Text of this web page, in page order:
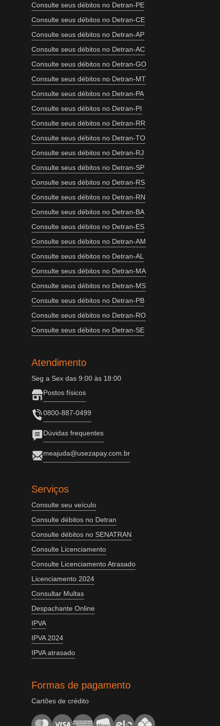
Consulte seus débitos no Detran-PE
Consulte seus débitos no Detran-CE
Consulte seus débitos no Detran-AP
Consulte seus débitos no Detran-AC
Consulte seus débitos no Detran-GO
Consulte seus débitos no Detran-MT
Consulte seus débitos no Detran-PA
Consulte seus débitos no Detran-PI
Consulte seus débitos no Detran-RR
Consulte seus débitos no Detran-TO
Consulte seus débitos no Detran-RJ
Consulte seus débitos no Detran-SP
Consulte seus débitos no Detran-RS
Consulte seus débitos no Detran-RN
Consulte seus débitos no Detran-BA
Consulte seus débitos no Detran-ES
Consulte seus débitos no Detran-AM
Consulte seus débitos no Detran-AL
Consulte seus débitos no Detran-MA
Consulte seus débitos no Detran-MS
Consulte seus débitos no Detran-PB
Consulte seus débitos no Detran-RO
Consulte seus débitos no Detran-SE
Atendimento
Seg a Sex das 9:00 às 18:00
Postos físicos
0800-887-0499
Dúvidas frequentes
meajuda@usezapay.com.br
Serviços
Consulte seu veículo
Consulte débitos no Detran
Consulte débitos no SENATRAN
Consulte Licenciamento
Consulte Licenciamento Atrasado
Licenciamento 2024
Consultar Multas
Despachante Online
IPVA
IPVA 2024
IPVA atrasado
Formas de pagamento
Cartões de crédito